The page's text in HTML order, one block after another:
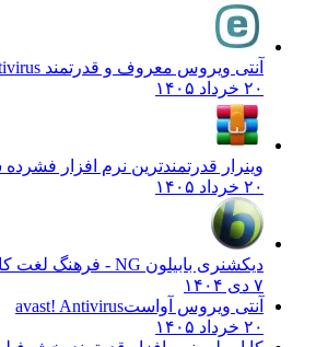
آنتی ویروس معروف و قدرتمند NOD32
۲۰ خرداد ۱۴۰۵
وینرار قدرتمندترین نرم افزار
۲۰ خرداد ۱۴۰۵
دیکشنری بابیلون NG - فرهنگ لغت کامپیوتر
۷ دی ۱۴۰۴
آنتی ویروس آواستavast! Antivirus
۲۰ خرداد ۱۴۰۵